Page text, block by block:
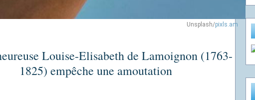
Unsplash/pixls.am
Louise-Elisabeth de Lamoignon (1763-
1825) empêche une amoutation